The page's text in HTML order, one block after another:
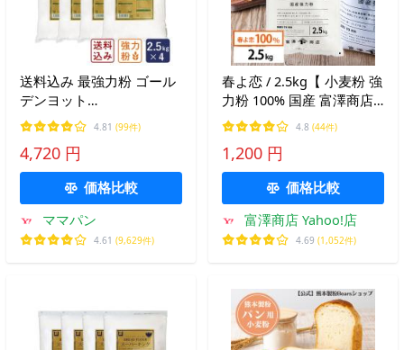
送料込み 最強力粉 ゴール
デンヨット
2.5kg×4（10kg） パン用小
麦粉 送料無料 4袋セット
【沖縄は別途追加送料】
食パン パン作り ママパン
4.81 (99件)
4,720 円
価格比較
ママパン
4.61 (9,629件)
春よ恋 / 2.5kg【 小麦粉 強
力粉 100% 国産 富澤商店
製パン パン作り 製菓 お菓
子作り 】
4.8 (44件)
1,200 円
価格比較
富澤商店 Yahoo!店
4.69 (1,052件)